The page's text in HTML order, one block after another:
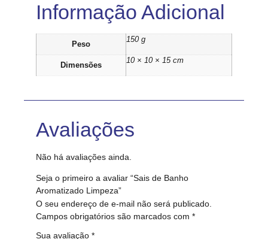
Informação Adicional
Peso
150 g
Dimensões
10 × 10 × 15 cm
Avaliações
Não há avaliações ainda.
Seja o primeiro a avaliar “Sais de Banho
Aromatizado Limpeza”
O seu endereço de e-mail não será publicado.
Campos obrigatórios são marcados com *
Sua avaliação *